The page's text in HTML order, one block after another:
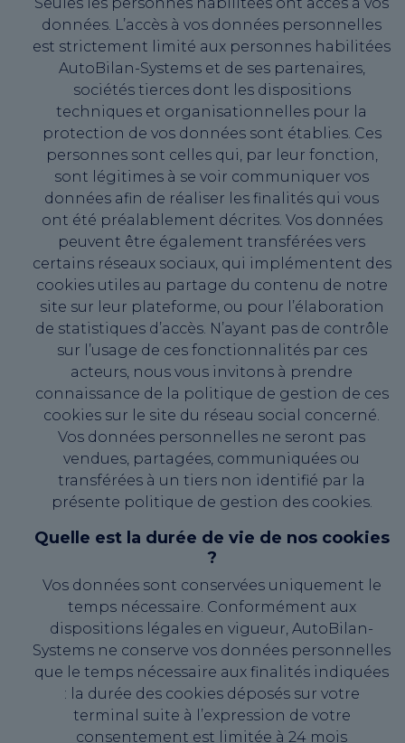
Seules les personnes habilitées ont accès à vos
données. L’accès à vos données personnelles
est strictement limité aux personnes habilitées
AutoBilan-Systems et de ses partenaires,
sociétés tierces dont les dispositions
techniques et organisationnelles pour la
protection de vos données sont établies. Ces
personnes sont celles qui, par leur fonction,
sont légitimes à se voir communiquer vos
données afin de réaliser les finalités qui vous
ont été préalablement décrites. Vos données
peuvent être également transférées vers
certains réseaux sociaux, qui implémentent des
cookies utiles au partage du contenu de notre
site sur leur plateforme, ou pour l’élaboration
de statistiques d’accès. N’ayant pas de contrôle
sur l’usage de ces fonctionnalités par ces
acteurs, nous vous invitons à prendre
connaissance de la politique de gestion de ces
cookies sur le site du réseau social concerné.
Vos données personnelles ne seront pas
vendues, partagées, communiquées ou
transférées à un tiers non identifié par la
présente politique de gestion des cookies.
Quelle est la durée de vie de nos cookies
?
Vos données sont conservées uniquement le
temps nécessaire. Conformément aux
dispositions légales en vigueur, AutoBilan-
Systems ne conserve vos données personnelles
que le temps nécessaire aux finalités indiquées
: la durée des cookies déposés sur votre
terminal suite à l’expression de votre
consentement est limitée à 24 mois